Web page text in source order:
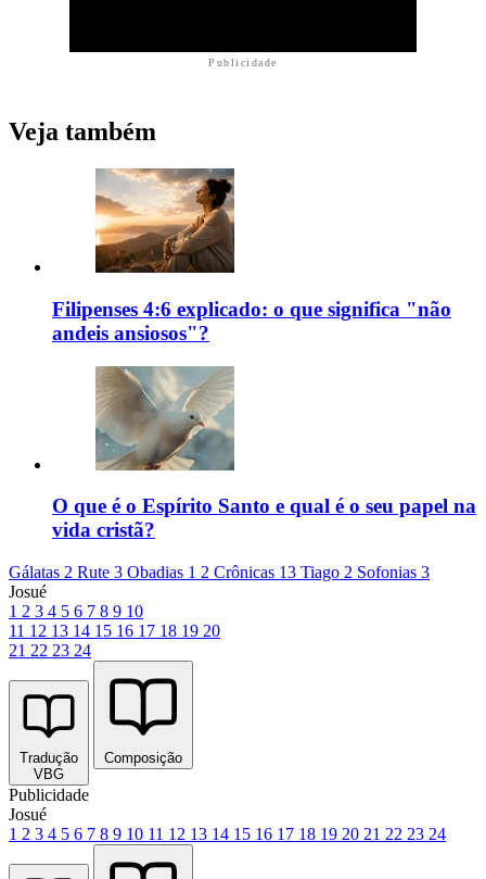
Publicidade
Veja também
Filipenses 4:6 explicado: o que significa "não
andeis ansiosos"?
O que é o Espírito Santo e qual é o seu papel na
vida cristã?
Gálatas 2 Rute 3 Obadias 1 2 Crônicas 13 Tiago 2 Sofonias 3
Josué
1 2 3 4 5 6 7 8 9 10
11 12 13 14 15 16 17 18 19 20
21 22 23 24
Tradução
VBG
Composição
Publicidade
Josué
1 2 3 4 5 6 7 8 9 10 11 12 13 14 15 16 17 18 19 20 21 22 23 24